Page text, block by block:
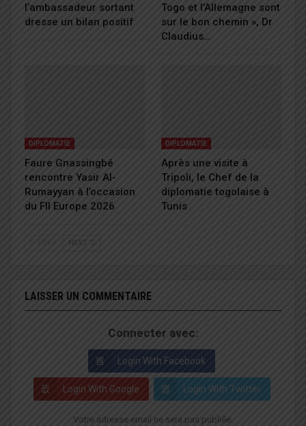
l’ambassadeur sortant
dresse un bilan positif
Togo et l’Allemagne sont
sur le bon chemin », Dr
Claudius…
DIPLOMATIE
Faure Gnassingbé
rencontre Yasir Al-
Rumayyan à l’occasion
du FII Europe 2026
DIPLOMATIE
Après une visite à
Tripoli, le Chef de la
diplomatie togolaise à
Tunis
NEXT
LAISSER UN COMMENTAIRE
Connecter avec:
Login With Facebook
Login With Google Login With Twitter
Votre adresse email ne sera pas publiée.